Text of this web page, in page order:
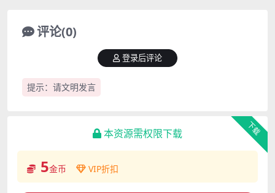
评论(0)
提示：请文明发言
登录后评论
下载
本资源需权限下载
5金币 VIP折扣